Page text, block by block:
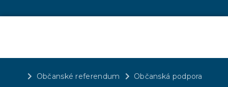
Občanské referendum
Občanská podpora